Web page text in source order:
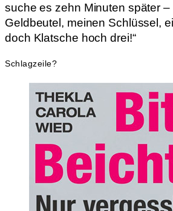
suche es zehn Minuten später –
Geldbeutel, meinen Schlüssel,
doch Klatsche hoch drei!“
Schlagzeile?